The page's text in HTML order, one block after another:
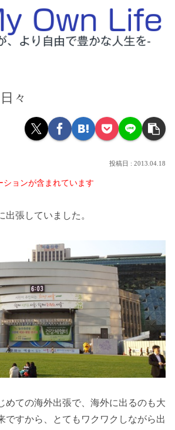
々
2013.04.18
ョンが含まれています
張していました。
めての海外出張で、海外に出るのも大
ですから、とてもワクワクしながら出